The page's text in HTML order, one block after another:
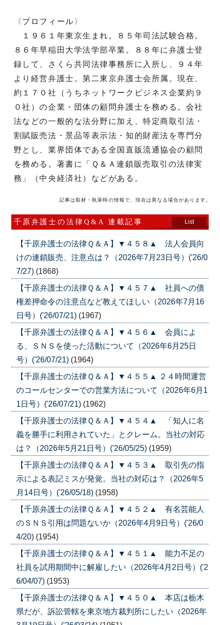
〈プロフィール〉
１９６１年東京生まれ。８５年司法試験合格。
８６年早稲田大学法学部卒業。８８年に弁護士登
録して、さくら共同法律事務所に入所し、９４年
より経営弁護士。第二東京弁護士会所属。現在、
約１７０社（うちネットワークビジネス企業約９
０社）の企業・団体の顧問弁護士を務める。会社
法などの一般的な法分野に加え、特定商取引法・
割賦販売法・景品等表示法・知的財産法を専門分
野とし、業界団体である全国直販流通協会の顧問
を務める。著書に「Ｑ＆Ａ連鎖販売取引の法律実
務」（中央経済社）などがある。
記事は取材・執筆時の情報で、現在は異なる場合があります。
千原弁護士の法律Q&A 連載記事 List
【千原弁護士の法律Ｑ＆Ａ】▼４５８▲ 法人会員向
けの連鎖販売、注意点は？（2026年7月23日号）('26/0
7/27) (1868)
【千原弁護士の法律Ｑ＆Ａ】▼４５７▲ 社員への債
権差押命令の注意点など教えてほしい（2026年7月16
日号）('26/07/21) (1967)
【千原弁護士の法律Ｑ＆Ａ】▼４５６▲ 会員によ
る、ＳＮＳを使った活動について（2026年6月25日
号）('26/07/21) (1964)
【千原弁護士の法律Ｑ＆Ａ】▼４５５▲ ２４時間運営
のコールセンターでの営業方法について（2026年6月1
1日号）('26/07/21) (1962)
【千原弁護士の法律Ｑ＆Ａ】▼４５４▲ 「知人に名
義を勝手に利用されていた」とクレーム。当社の対応
は？（2026年5月21日号）('26/05/25) (1959)
【千原弁護士の法律Ｑ＆Ａ】▼４５３▲ 取引先の指
示による表記ミスが発覚。当社の対応は？（2026年5
月14日号）('26/05/18) (1958)
【千原弁護士の法律Ｑ＆Ａ】▼４５２▲ 有名芸能人
のＳＮＳ引用は問題ないか（2026年4月9日号）('26/0
4/20) (1954)
【千原弁護士の法律Ｑ＆Ａ】▼４５１▲ 能力不足の
社員を試用期間中に解雇したい（2026年4月2日号）('2
6/04/07) (1953)
【千原弁護士の法律Ｑ＆Ａ】▼４５０▲ 本店は栃木
県だが、訴訟管轄を東京地方裁判所にしたい（2026年